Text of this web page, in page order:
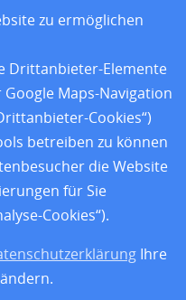
zu ermöglichen
Drittanbieter-Elemente
Maps-Navigation
Cookies“)
betreiben zu können
die Website
für Sie
Cookies“).
Ihre